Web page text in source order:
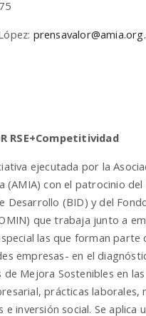
RSE+Competitividad
ejecutada por la
(AMIA) con el patrocinio del
Desarrollo (BID) y del
que trabaja junto a
las que forman parte
empresas- en el
de Mejora Sostenibles en
prácticas laborales,
inversión social. Se aplica